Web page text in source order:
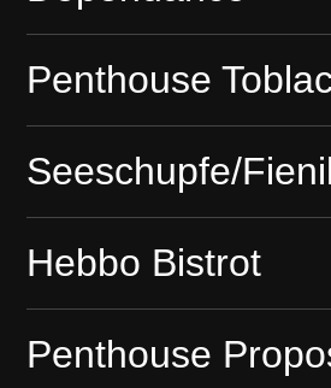
Penthouse
Seeschupfe/
Hebbo Bistrot
Penthouse